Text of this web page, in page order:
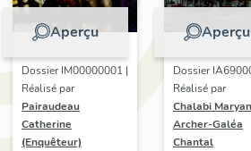
Aperçu
Dossier IM00000001 |
Réalisé par
Pairaudeau
Catherine
(Enquêteur)
Aperçu
Dossier
Réalisé par
Chalabi
Archer-Galéa
Chantal